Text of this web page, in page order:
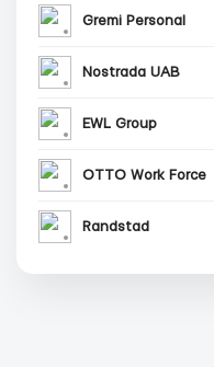
Gremi Personal
Nostrada UAB
EWL Group
OTTO Work Force
Randstad